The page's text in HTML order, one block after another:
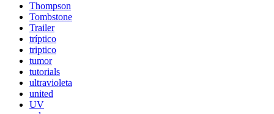
Thompson
Tombstone
Trailer
tríptico
triptico
tumor
tutorials
ultravioleta
united
UV